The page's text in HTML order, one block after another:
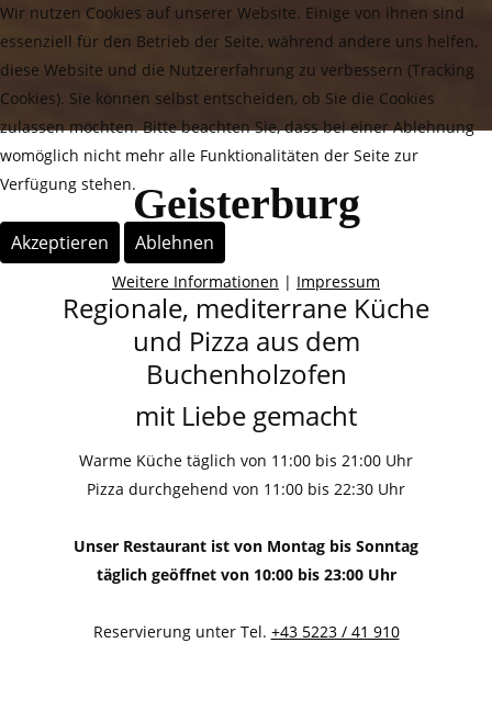
Geisterburg
Regionale, mediterrane Küche
und Pizza aus dem
Buchenholzofen
mit Liebe gemacht
Warme Küche täglich von 11:00 bis 21:­00 Uhr
Pizza durchgehend von 11:00 bis 22:30 Uhr
Unser Restaurant ist von Montag bis Sonntag
täglich geöffnet von 10:00 bis 23:00 Uhr
Reservierung unter Tel. +43 5223 / 41 910
Wir nutzen Cookies auf unserer Website. Einige von ihnen sind
essenziell für den Betrieb der Seite, während andere uns helfen,
diese Website und die Nutzererfahrung zu verbessern (Tracking
Cookies). Sie können selbst entscheiden, ob Sie die Cookies
zulassen möchten. Bitte beachten Sie, dass bei einer Ablehnung
womöglich nicht mehr alle Funktionalitäten der Seite zur
Verfügung stehen.
Akzeptieren Ablehnen
Weitere Informationen | Impressum